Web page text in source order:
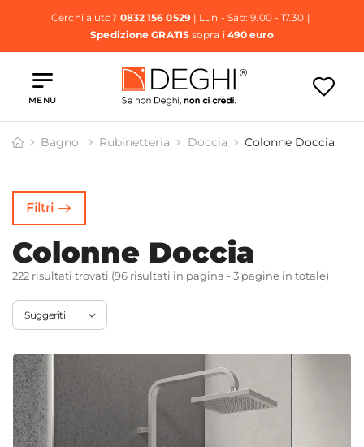
Cerchi aiuto? 0832 156 0529| Lun - Sab: 9.00 - 17.30 |
Spedizione GRATISsopra i 490 euro
MENU
Bagno Rubinetteria Doccia Colonne Doccia
Filtri
Colonne Doccia
222 risultati trovati (96 risultati in pagina - 3 pagine in totale)